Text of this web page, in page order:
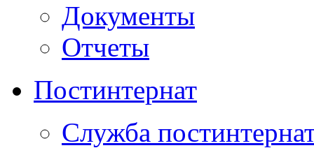
Документы
Отчеты
Постинтернат
Служба